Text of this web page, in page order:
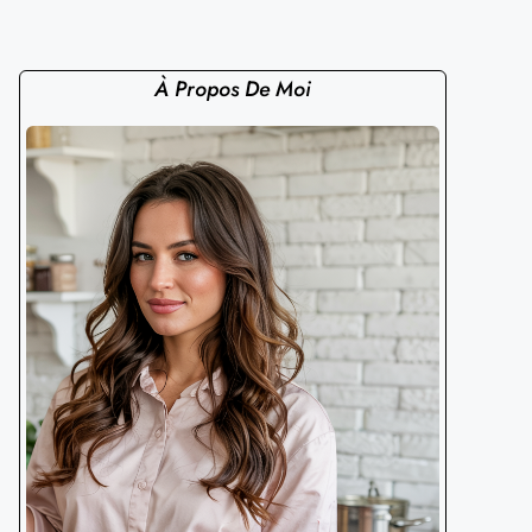
À Propos De Moi